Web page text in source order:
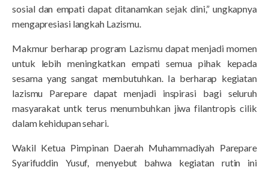
sosial dan empati dapat ditanamkan sejak dini,” ungkapnya
mengapresiasi langkah Lazismu.
Makmur berharap program Lazismu dapat menjadi momen
untuk lebih meningkatkan empati semua pihak kepada
sesama yang sangat membutuhkan. Ia berharap kegiatan
lazismu Parepare dapat menjadi inspirasi bagi seluruh
masyarakat untk terus menumbuhkan jiwa filantropis cilik
dalam kehidupan sehari.
Wakil Ketua Pimpinan Daerah Muhammadiyah Parepare
Syarifuddin Yusuf, menyebut bahwa kegiatan rutin ini